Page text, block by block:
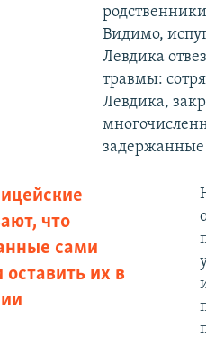
Видимо,
Левдика
травмы:
Левдика,
задержанные
что
сами
оставить их в